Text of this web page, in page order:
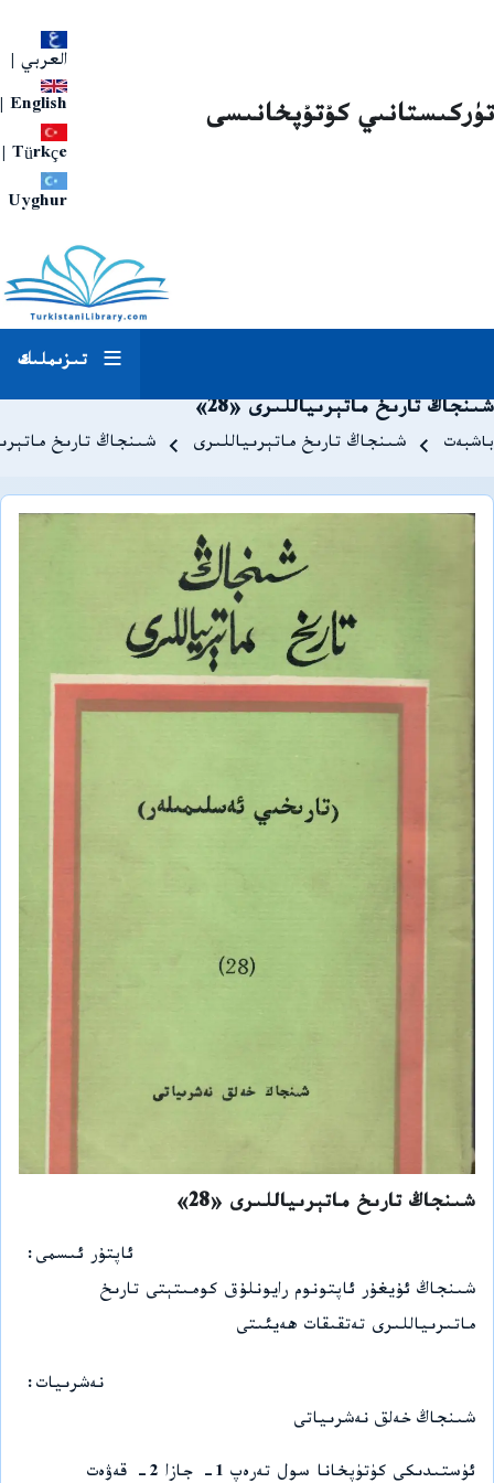
العربي |
English
|
Türkçe
|
Uyghur
تۈركىستانىي كۇتۇپخانىسى
تىزىملىك
شىنجاڭ تارىخ ماتېرىياللىرى «28»
Breadcrumb
باشبەت شىنجاڭ تارىخ ماتېرىياللىرى شىنجاڭ تارىخ
شىنجاڭ تارىخ ماتېرىياللىرى «28»
ئاپتۇر ئىسمى
شىنجاڭ ئۇيغۇر ئاپتونوم رايونلۇق كومىتېتى تارىخ
ماتىرىياللىرى تەتقىقات ھەيئىتى
نەشرىيات
شىنجاڭ خەلق نەشرىياتى
ئۈستىدىكى كۈتۈپخانا سول تەرەپ 1- جازا 2- قەۋەت